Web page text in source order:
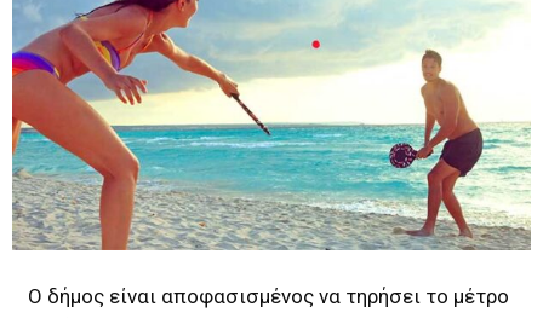
Ο δήμος είναι αποφασισμένος να τηρήσει το μέτρο